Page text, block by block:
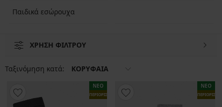
Παιδικά εσώρουχα
ΧΡΗΣΗ ΦΙΛΤΡΟΥ
Ταξινόμηση κατά: ΚΟΡΥΦΑΙΑ
ΝΕΟ
ΠΕΡΙΟΡΙΣΜΕΝΑ
ΝΕΟ